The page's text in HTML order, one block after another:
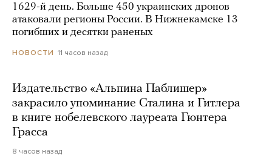
1629-й день. Больше 450 украинских дронов
атаковали регионы России. В Нижнекамске 13
погибших и десятки раненых
НОВОСТИ 11 часов назад
Издательство «Альпина Паблишер»
закрасило упоминание Сталина и Гитлера
в книге нобелевского лауреата Гюнтера
Грасса
8 часов назад